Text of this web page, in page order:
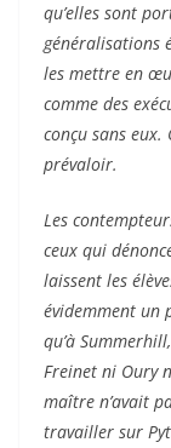
qu’elles sont
généralisations
les mettre en
comme des
conçu sans eux.
prévaloir.
Les
ceux qui
laissent les
évidemment un
qu’à
Freinet ni Oury
maître n’avait
travailler sur